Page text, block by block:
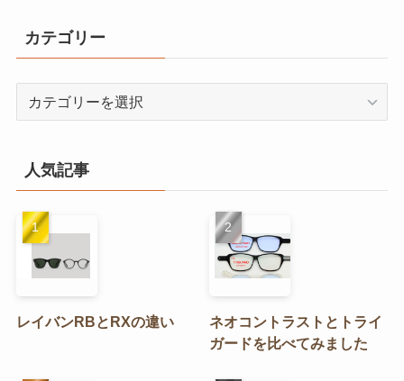
カテゴリー
ー
人気記事
レイバンRBとRXの違い
ネオコントラストとトライ
ガードを比べてみました